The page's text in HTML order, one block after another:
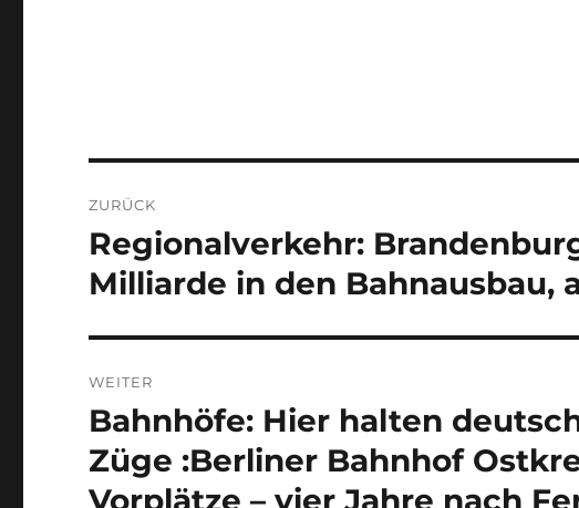
ZURÜCK
Vorheriger
Beitrag:
Regionalverkehr:
Milliarde in den Bahnausbau,
WEITER
Nächster
Beitrag:
Bahnhöfe: Hier halten
Züge :Berliner Bahnhof
Vorplätze – vier Jahre nach